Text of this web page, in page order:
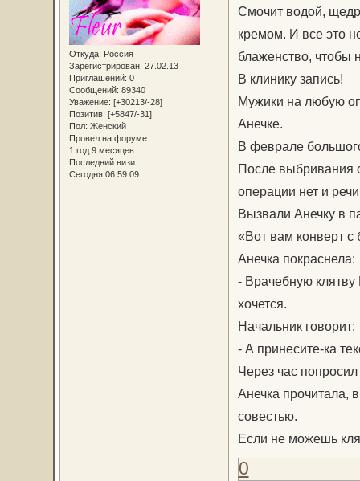
Откуда: Россия
Зарегистрирован: 27.02.13
Приглашений: 0
Сообщений: 89340
Уважение: [+30213/-28]
Позитив: [+5847/-31]
Пол: Женский
Провел на форуме:
1 год 9 месяцев
Последний визит:
Сегодня 06:59:09
Смочит водой,
кремом. И все это
блаженство, чтобы
В клинику запись!
Мужики на любую
Анечке.
В феврале
После выбривания
операции нет и
Вызвали Анечку в
«Вот вам конверт с
Анечка покраснела:
- Врачебную клятву
хочется.
Начальник говорит:
- А принесите-ка
Через час
Анечка прочитала,
совестью.
Если не можешь
0